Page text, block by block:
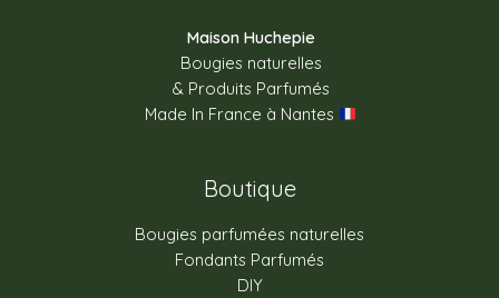
Maison Huchepie
Bougies naturelles
& Produits Parfumés
Made In France à Nantes
Boutique
Bougies parfumées naturelles
Fondants Parfumés
DIY